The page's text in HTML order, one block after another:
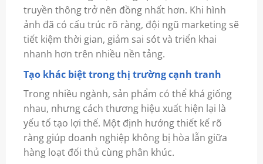
truyền thông trở nên đồng nhất hơn. Khi hình
ảnh đã có cấu trúc rõ ràng, đội ngũ marketing sẽ
tiết kiệm thời gian, giảm sai sót và triển khai
nhanh hơn trên nhiều nền tảng.
Tạo khác biệt trong thị trường cạnh tranh
Trong nhiều ngành, sản phẩm có thể khá giống
nhau, nhưng cách thương hiệu xuất hiện lại là
yếu tố tạo lợi thế. Một định hướng thiết kế rõ
ràng giúp doanh nghiệp không bị hòa lẫn giữa
hàng loạt đối thủ cùng phân khúc.